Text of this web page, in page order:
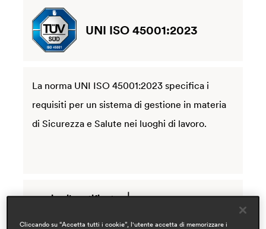
UNI ISO 45001:2023
La norma UNI ISO 45001:2023 specifica i
requisiti per un sistema di gestione in materia
di Sicurezza e Salute nei luoghi di lavoro.
scarica il certificato
Cliccando su “Accetta tutti i cookie”, l'utente accetta di memorizzare i